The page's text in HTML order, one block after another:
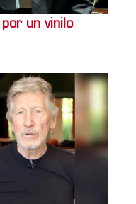
un vinilo